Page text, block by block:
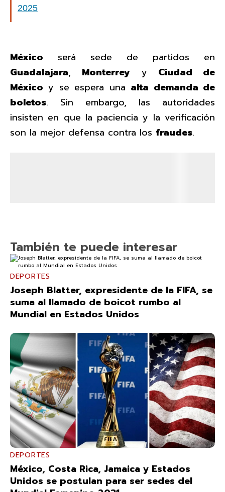
2025
México será sede de partidos en
Guadalajara, Monterrey y Ciudad de
México y se espera una alta demanda de
boletos. Sin embargo, las autoridades
insisten en que la paciencia y la verificación
son la mejor defensa contra los fraudes.
También te puede interesar
DEPORTES
Joseph Blatter, expresidente de la FIFA, se
suma al llamado de boicot rumbo al
Mundial en Estados Unidos
DEPORTES
México, Costa Rica, Jamaica y Estados
Unidos se postulan para ser sedes del